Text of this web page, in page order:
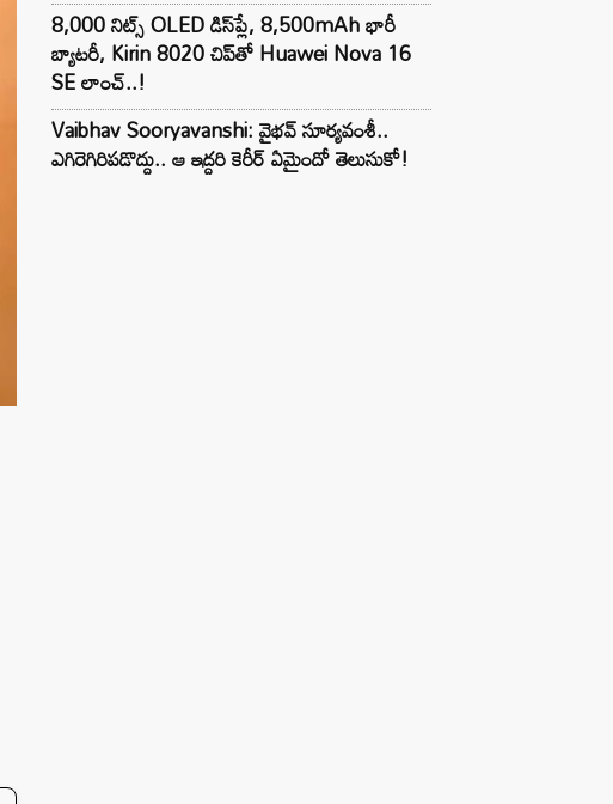
8,000 నిట్స్ OLED డిస్‌ప్లే, 8,500mAh భారీ
బ్యాటరీ, Kirin 8020 చిప్‌తో Huawei Nova 16
SE లాంచ్..!
Vaibhav Sooryavanshi: వైభవ్ సూర్యవంశీ..
ఎగిరెగిరిపడొద్దు.. ఆ ఇద్దరి కెరీర్ ఏమైందో తెలుసుకో!